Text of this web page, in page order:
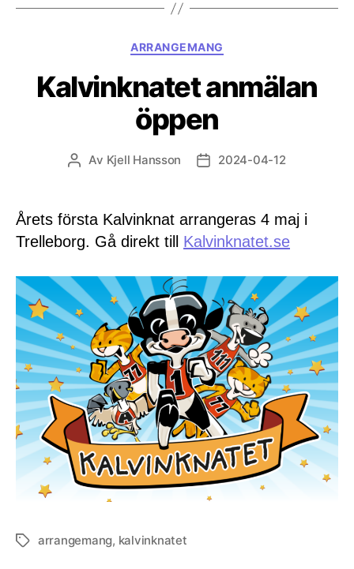
Kategorier
ARRANGEMANG
Kalvinknatet anmälan
öppen
Inläggsförfattare
Av Kjell Hansson Inläggsdatum
2024-04-12
Årets första Kalvinknat arrangeras 4 maj i
Trelleborg. Gå direkt till Kalvinknatet.se
Etiketterarrangemang, kalvinknatet